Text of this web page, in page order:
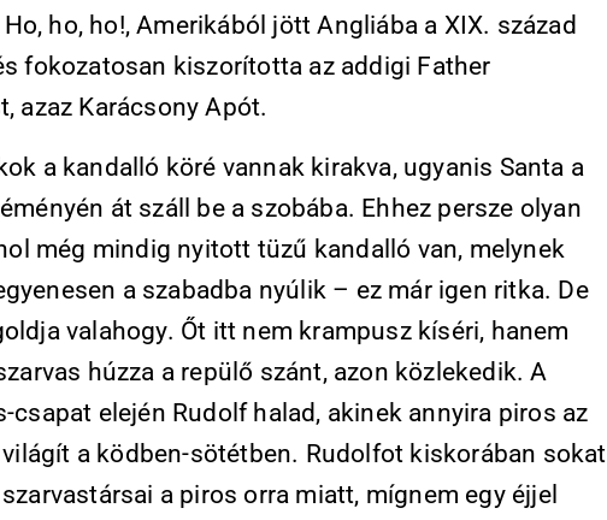
ho, ho!, Amerikából jött Angliába a XIX. század
fokozatosan kiszorította az addigi Father
azaz Karácsony Apót.
a kandalló köré vannak kirakva, ugyanis Santa a
át száll be a szobába. Ehhez persze olyan
még mindig nyitott tüzű kandalló van, melynek
a szabadba nyúlik – ez már igen ritka. De
valahogy. Őt itt nem krampusz kíséri, hanem
húzza a repülő szánt, azon közlekedik. A
csapat elején Rudolf halad, akinek annyira piros az
világít a ködben-sötétben. Rudolfot kiskorában sokat
a piros orra miatt, mígnem egy éjjel